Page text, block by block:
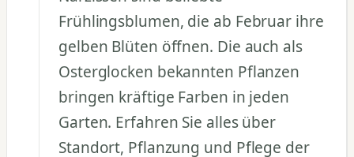
Frühlingsblumen, die ab Februar ihre
gelben Blüten öffnen. Die auch als
Osterglocken bekannten Pflanzen
bringen kräftige Farben in jeden
Garten. Erfahren Sie alles über
Standort, Pflanzung und Pflege der